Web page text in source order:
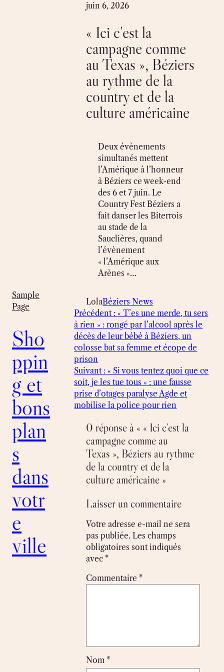
Sample
Page
Sho
ppin
g et
bons
plan
s
dans
votr
e
ville
juin 6, 2026
« Ici c’est la
campagne comme
au Texas », Béziers
au rythme de la
country et de la
culture américaine
Deux évènements
simultanés mettent
l’Amérique à l’honneur
à Béziers ce week-end
des 6 et 7 juin. Le
Country Fest Béziers a
fait danser les Biterrois
au stade de la
Sauclières, quand
l’évènement
« l’Amérique aux
Arènes »…
LolaBéziers News
Précédent : « T’es une merde, tu sers
à rien » : rongé par l’alcool après le
décès de leur bébé à Béziers, un
colosse bat sa femme et écope de
prison
Suivant : « Si vous tentez quoi que ce
soit, je les tue tous » : une fausse
prise d’otages paralyse Agde et
mobilise la police pour rien
0 réponse à « « Ici c’est la
campagne comme au
Texas », Béziers au rythme
de la country et de la
culture américaine »
Laisser un commentaire
Votre adresse e-mail ne sera
pas publiée. Les champs
obligatoires sont indiqués
avec *
Commentaire *
Nom *